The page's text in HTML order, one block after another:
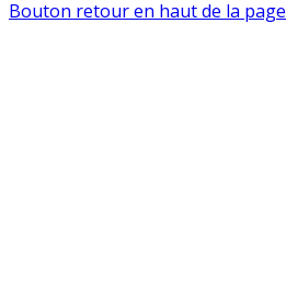
Bouton retour en haut de la page